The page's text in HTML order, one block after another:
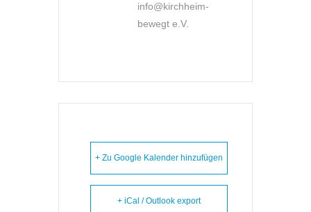
info@kirchheim-
bewegt e.V.
+ Zu Google Kalender hinzufügen
+ iCal / Outlook export